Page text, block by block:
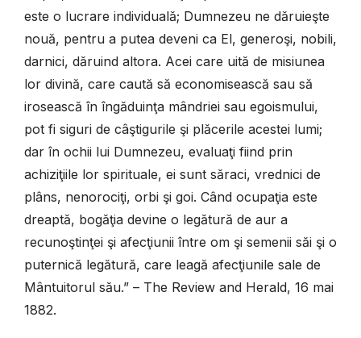
este o lucrare individuală; Dumnezeu ne dăruieşte
nouă, pentru a putea deveni ca El, generoşi, nobili,
darnici, dăruind altora. Acei care uită de misiunea
lor divină, care caută să economisească sau să
irosească în îngăduinţa mândriei sau egoismului,
pot fi siguri de câştigurile şi plăcerile acestei lumi;
dar în ochii lui Dumnezeu, evaluaţi fiind prin
achiziţiile lor spirituale, ei sunt săraci, vrednici de
plâns, nenorociţi, orbi şi goi. Când ocupaţia este
dreaptă, bogăţia devine o legătură de aur a
recunoştinţei şi afecţiunii între om şi semenii săi şi o
puternică legătură, care leagă afecţiunile sale de
Mântuitorul său.” – The Review and Herald, 16 mai
1882.